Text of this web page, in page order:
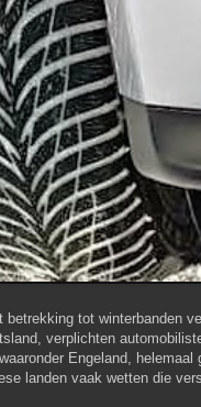
betrekking tot winterbanden
verplichten
Engeland, helemaal
landen vaak wetten die